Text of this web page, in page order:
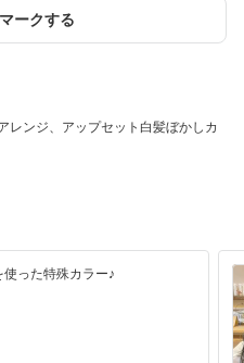
ークする
レンジ、アップセット白髪ぼかしカ
った特殊カラー♪